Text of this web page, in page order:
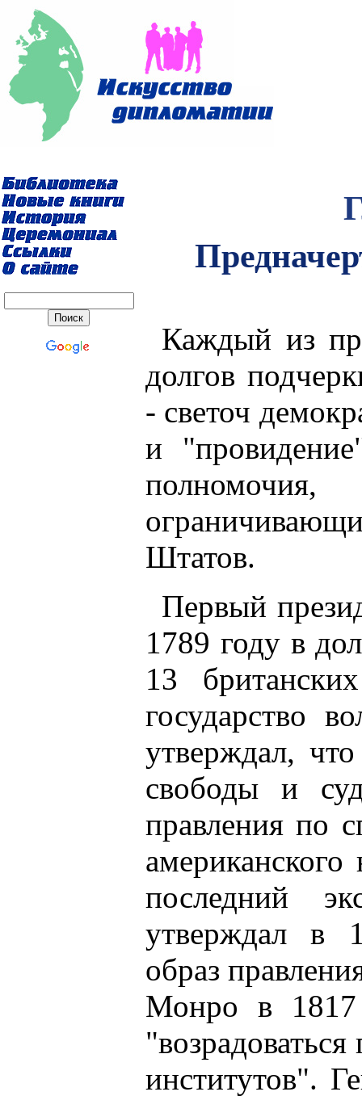
Каждый из
долгов
- светоч
и
Штатов.
Первый
1789 году в
13
государство
утверждал,
свободы и
правления по
последний
утверждал в
образ
Монро в 1817
институтов".